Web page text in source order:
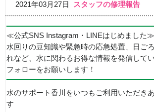
2021年03月27日 スタッフの修理報告
≪公式SNS Instagram・LINEはじめました≫
水回りの豆知識や緊急時の応急処置、日ご
れなど、水に関わるお得な情報を発信して
フォローをお願いします！
水のサポート香川をいつもご利用いただき
す